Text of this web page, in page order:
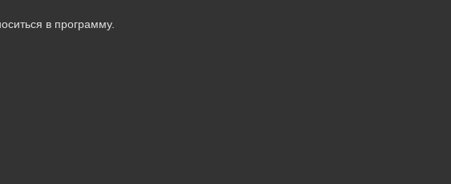
в программу.